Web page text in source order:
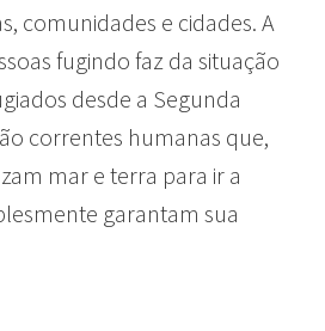
comunidades e cidades. A
fugindo faz da situação
desde a Segunda
correntes humanas que,
mar e terra para ir a
garantam sua